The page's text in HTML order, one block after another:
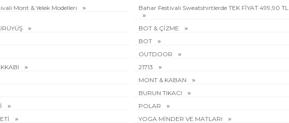
Mont & Yelek Modelleri Bahar Festivali Sweatshirtlerde TEK FİYAT 499,90 TL
BOT & ÇİZME
BOT
OUTDOOR
21713
MONT & KABAN
BURUN TIKACI
POLAR
YOGA MİNDER VE MATLARI